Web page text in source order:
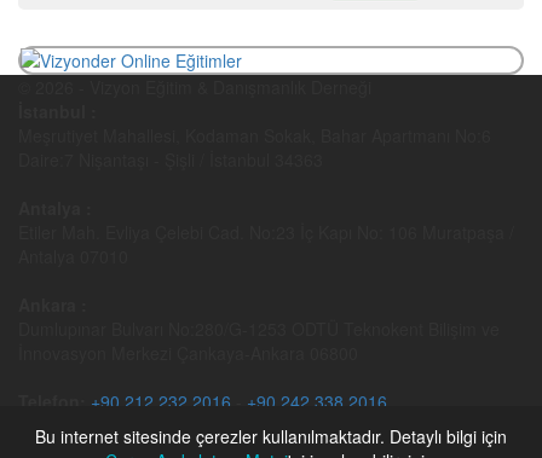
+90 212 232 2016
+90 242 338 2016
Faks:
+90 850 811 2016
E-Posta: bilgi@vizyonder.org.tr
Bu internet sitesinde çerezler kullanılmaktadır. Detaylı bilgi için